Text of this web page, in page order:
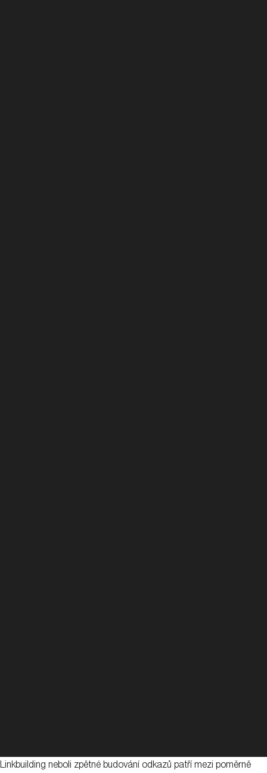
Linkbuilding neboli zpětné budování odkazů patří mezi poměrně